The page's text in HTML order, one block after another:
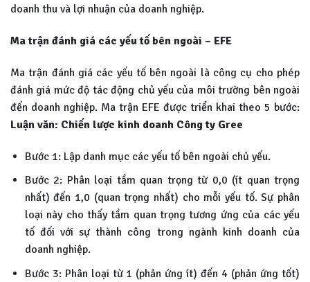
doanh thu và lợi nhuận của doanh nghiệp.
Ma trận đánh giá các yếu tố bên ngoài – EFE
Ma trận đánh giá các yếu tố bên ngoài là công cụ cho phép
đánh giá mức độ tác động chủ yếu của môi trường bên ngoài
đến doanh nghiệp. Ma trận EFE được triển khai theo 5 bước:
Luận văn: Chiến lược kinh doanh Công ty Gree
Bước 1: Lập danh mục các yếu tố bên ngoài chủ yếu.
Bước 2: Phân loại tầm quan trọng từ 0,0 (ít quan trọng
nhất) đến 1,0 (quan trọng nhất) cho mỗi yếu tố. Sự phân
loại này cho thấy tầm quan trọng tương ứng của các yếu
tố đối với sự thành công trong ngành kinh doanh của
doanh nghiệp.
Bước 3: Phân loại từ 1 (phản ứng ít) đến 4 (phản ứng tốt)